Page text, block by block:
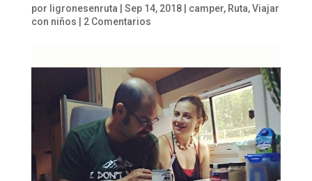
por ligronesenruta Sep 14, 2018| camper, Ruta,Viajar
con niños
2 Comentarios